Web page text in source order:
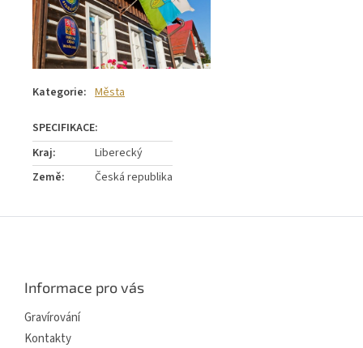
Kategorie: Města
Kraj:
Liberecký
Země: Česká republika
Informace pro vás
Gravírování
Kontakty